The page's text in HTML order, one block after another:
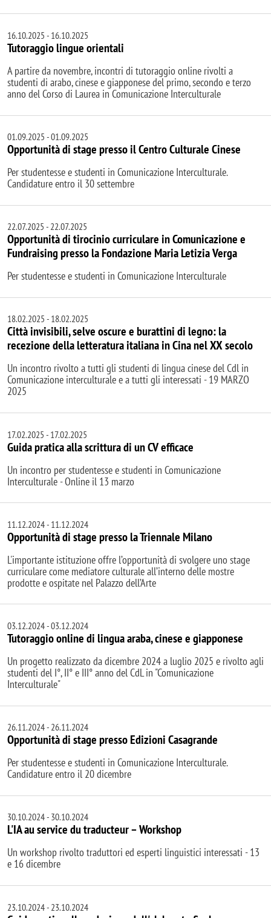
16.10.2025 - 16.10.2025
Tutoraggio lingue orientali
A partire da novembre, incontri di tutoraggio online rivolti a
studenti di arabo, cinese e giapponese del primo, secondo e terzo
anno del Corso di Laurea in Comunicazione Interculturale
01.09.2025 -01.09.2025
Opportunità di stage presso il Centro Culturale Cinese
Per studentesse e studenti in Comunicazione Interculturale.
Candidature entro il 30 settembre
22.07.2025 - 22.07.2025
Opportunità di tirocinio curriculare in Comunicazione e
Fundraising presso la Fondazione Maria Letizia Verga
Per studentesse e studenti in Comunicazione Interculturale
18.02.2025 - 18.02.2025
Città invisibili, selve oscure e burattini di legno: la
recezione della letteratura italiana in Cina nel XX secolo
Un incontro rivolto a tutti gli studenti di lingua cinese del Cdl in
Comunicazione interculturale e a tutti gli interessati - 19 MARZO
2025
17.02.2025 - 17.02.2025
Guida pratica alla scrittura di un CV efficace
Un incontro per studentesse e studenti in Comunicazione
Interculturale - Online il 13 marzo
11.12.2024- 11.12.2024
Opportunità di stage presso la Triennale Milano
L'importante istituzione offre l’opportunità di svolgere uno stage
curriculare come mediatore culturale all’interno delle mostre
prodotte e ospitate nel Palazzo dell’Arte
03.12.2024-03.12.2024
Tutoraggio online di lingua araba, cinese e giapponese
Un progetto realizzato da dicembre 2024 a luglio 2025 e rivolto agli
studenti del I°, II° e III° anno del CdL in "Comunicazione
Interculturale"
26.11.2024- 26.11.2024
Opportunità di stage presso Edizioni Casagrande
Per studentesse e studenti in Comunicazione Interculturale.
Candidature entro il 20 dicembre
30.10.2024- 30.10.2024
L'IA au service du traducteur – Workshop
Un workshop rivolto traduttori ed esperti linguistici interessati - 13
e 16 dicembre
23.10.2024- 23.10.2024